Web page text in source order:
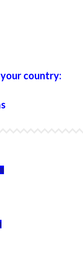
your country: